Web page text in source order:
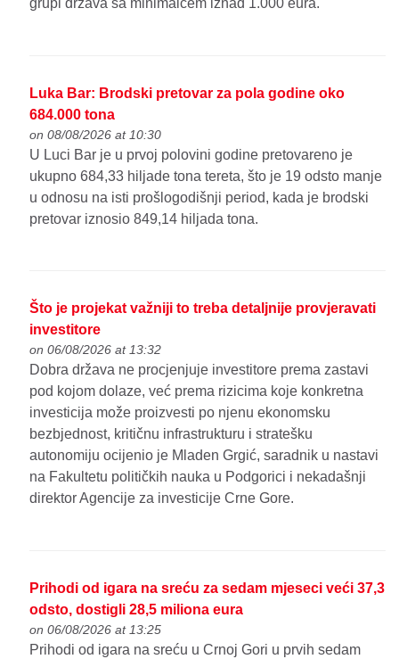
Luka Bar: Brodski pretovar za pola godine oko
684.000 tona
on 08/08/2026 at 10:30
U Luci Bar je u prvoj polovini godine pretovareno je
ukupno 684,33 hiljade tona tereta, što je 19 odsto manje
u odnosu na isti prošlogodišnji period, kada je brodski
pretovar iznosio 849,14 hiljada tona.
Što je projekat važniji to treba detaljnije provjeravati
investitore
on 06/08/2026 at 13:32
Dobra država ne procjenjuje investitore prema zastavi
pod kojom dolaze, već prema rizicima koje konkretna
investicija može proizvesti po njenu ekonomsku
bezbjednost, kritičnu infrastrukturu i stratešku
autonomiju ocijenio je Mladen Grgić, saradnik u nastavi
na Fakultetu političkih nauka u Podgorici i nekadašnji
direktor Agencije za investicije Crne Gore.
Prihodi od igara na sreću za sedam mjeseci veći 37,3
odsto, dostigli 28,5 miliona eura
on 06/08/2026 at 13:25
Prihodi od igara na sreću u Crnoj Gori u prvih sedam